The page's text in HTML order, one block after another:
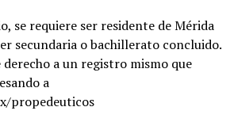
se requiere ser residente de Mérida
secundaria o bachillerato concluido.
derecho a un registro mismo que
a
propedeuticos